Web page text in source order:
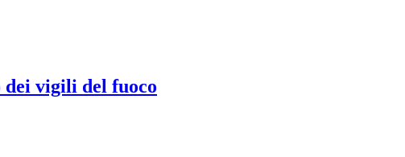
vigili del fuoco